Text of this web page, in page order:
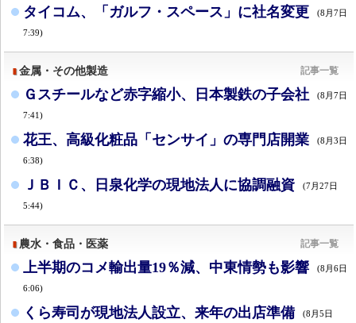
タイコム、「ガルフ・スペース」に社名変更 (8月7日
7:39)
金属・その他製造 記事一覧
Ｇスチールなど赤字縮小、日本製鉄の子会社 (8月7日
7:41)
花王、高級化粧品「センサイ」の専門店開業 (8月3日
6:38)
ＪＢＩＣ、日泉化学の現地法人に協調融資 (7月27日
5:44)
農水・食品・医薬 記事一覧
上半期のコメ輸出量19％減、中東情勢も影響 (8月6日
6:06)
くら寿司が現地法人設立、来年の出店準備 (8月5日